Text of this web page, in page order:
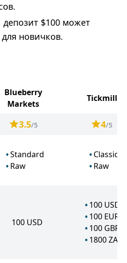
$100 может
новичков.
Blueberry
Markets
Tickmill
3.5/5 4/5
Standard
Raw
Classic
Raw
100 USD
100 USD
100 EUR
100 GBP
1800 ZAR